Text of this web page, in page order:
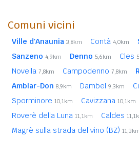
Comuni vicini
Ville d'Anaunia 3,8km Contà 4,0km
Sanzeno 4,9km Denno 5,6km Cles
Novella 7,8km Campodenno 7,8km
Amblar-Don 8,9km Dambel 9,3km
Sporminore 10,1km Cavizzana 10,1km
Roverè della Luna 11,1km Caldes
Magrè sulla strada del vino (BZ)